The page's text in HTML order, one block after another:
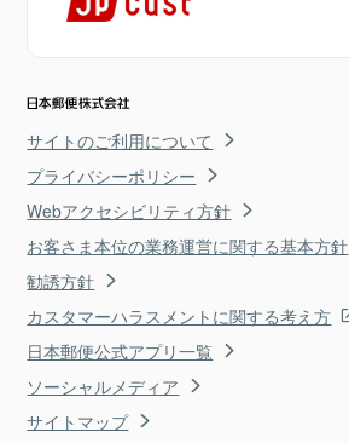
サイトのご利用について
プライバシーポリシー
Webアクセシビリティ方針
お客さま本位の業務運営に関する基本方針
勧誘方針
カスタマーハラスメントに関する考え方
日本郵便公式アプリ一覧
ソーシャルメディア
サイトマップ